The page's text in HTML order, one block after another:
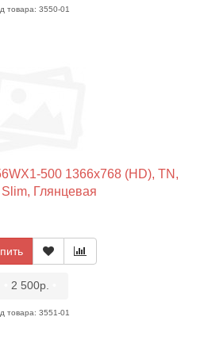
товара: 3550-01
500 1366x768 (HD), TN,
Глянцевая
2 500р.
товара: 3551-01